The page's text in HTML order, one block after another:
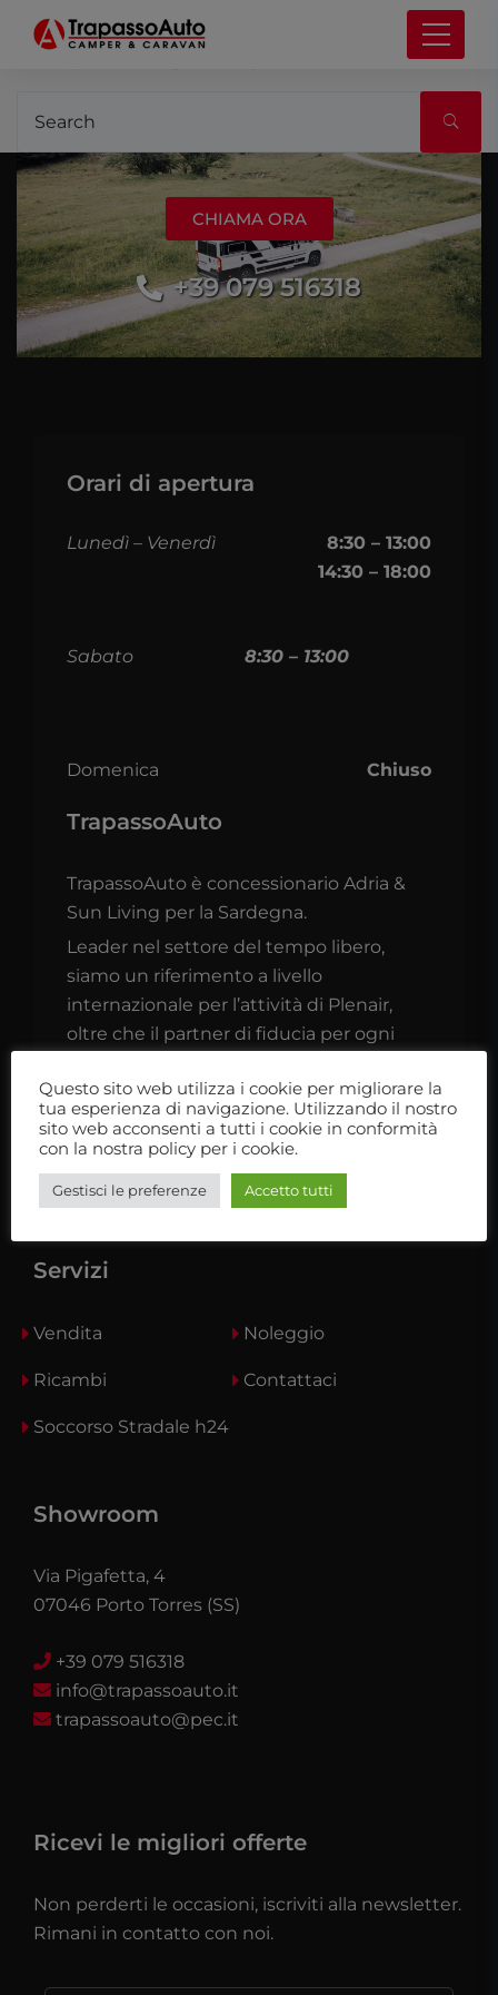
It seems we can’t find what you’re looking for.
CHIAMA ORA
+39 079 516318
Orari di apertura
Lunedì – Venerdì
8:30 – 13:00
14:30 – 18:00
Sabato 8:30 – 13:00
Domenica Chiuso
TrapassoAuto
TrapassoAuto è concessionario Adria &
Sun Living per la Sardegna.
Leader nel settore del tempo libero,
siamo un riferimento a livello
internazionale per l’attività di Plenair,
oltre che il partner di fiducia per ogni
Ti aspettiamo nel nostro showroom
Servizi
Vendita Noleggio
Ricambi Contattaci
Soccorso Stradale h24
Showroom
Via Pigafetta, 4
07046 Porto Torres (SS)
+39 079 516318
info@trapassoauto.it
trapassoauto@pec.it
Ricevi le migliori offerte
Non perderti le occasioni, iscriviti alla newsletter.
Rimani in contatto con noi.
Questo sito web utilizza i cookie per migliorare la
tua esperienza di navigazione. Utilizzando il nostro
sito web acconsenti a tutti i cookie in conformità
con la nostra policy per i cookie.
Gestisci le preferenze Accetto tutti